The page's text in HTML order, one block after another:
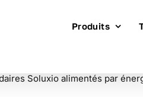
Produits